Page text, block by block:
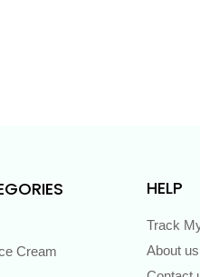
Cream
HELP
Track
About us